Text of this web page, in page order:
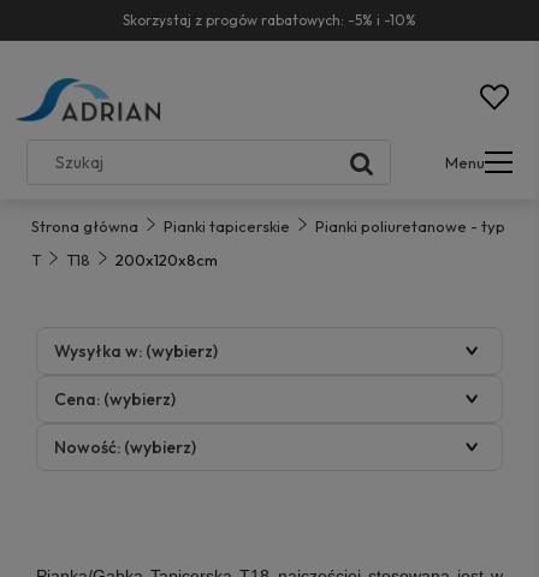
Skorzystaj z progów rabatowych: -5% i -10%
Menu
Strona główna Pianki tapicerskie
Pianki poliuretanowe - typ
T
T18 200x120x8cm
Wysyłka w: (wybierz)
Cena: (wybierz)
Nowość: (wybierz)